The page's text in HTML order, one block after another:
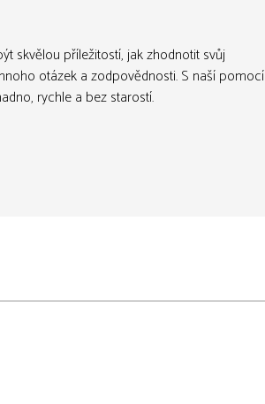
skvělou příležitostí, jak zhodnotit svůj
otázek a zodpovědnosti. S naší pomocí
rychle a bez starostí.